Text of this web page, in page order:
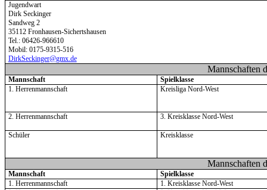
Jugendwart
Dirk Seckinger
Sandweg 2
35112 Fronhausen-Sichertshausen
Tel.: 06426-966610
Mobil: 0175-9315-516
DirkSeckinger@gmx.de
Mannschaften
Mannschaft
Spielklasse
1. Herrenmannschaft
Kreisliga Nord-West
2. Herrenmannschaft 3. Kreisklasse Nord-West
Schüler Kreisklasse
Mannschaften
Mannschaft
Spielklasse
1. Herrenmannschaft
1. Kreisklasse Nord-West